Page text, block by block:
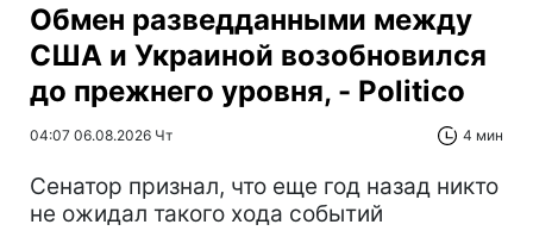
Обмен разведданными между
США и Украиной возобновился
до прежнего уровня, - Politico
04:07 06.08.2026 Чт 4 мин
Сенатор признал, что еще год назад никто
не ожидал такого хода событий